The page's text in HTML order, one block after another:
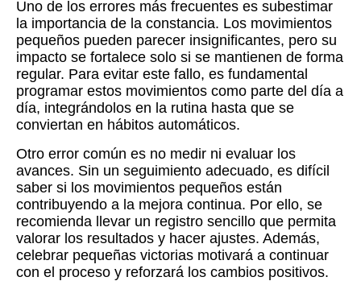
Uno de los errores más frecuentes es subestimar
la importancia de la constancia. Los movimientos
pequeños pueden parecer insignificantes, pero su
impacto se fortalece solo si se mantienen de forma
regular. Para evitar este fallo, es fundamental
programar estos movimientos como parte del día a
día, integrándolos en la rutina hasta que se
conviertan en hábitos automáticos.
Otro error común es no medir ni evaluar los
avances. Sin un seguimiento adecuado, es difícil
saber si los movimientos pequeños están
contribuyendo a la mejora continua. Por ello, se
recomienda llevar un registro sencillo que permita
valorar los resultados y hacer ajustes. Además,
celebrar pequeñas victorias motivará a continuar
con el proceso y reforzará los cambios positivos.